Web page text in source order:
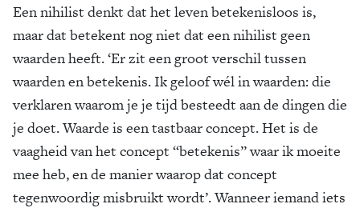
Een nihilist denkt dat het leven betekenisloos is,
maar dat betekent nog niet dat een nihilist geen
waarden heeft. ‘Er zit een groot verschil tussen
waarden en betekenis. Ik geloof wél in waarden: die
verklaren waarom je je tijd besteedt aan de dingen die
je doet. Waarde is een tastbaar concept. Het is de
vaagheid van het concept “betekenis” waar ik moeite
mee heb, en de manier waarop dat concept
tegenwoordig misbruikt wordt’. Wanneer iemand iets